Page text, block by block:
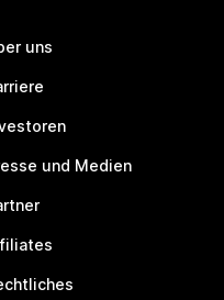
uns
und Medien